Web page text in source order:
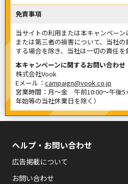
免責事項
当サイトの利用または本キャンペー
または第三者の損害について、当社
する場合を除き、当社は一切の責任を
本キャンペーンに関するお問い合わせ
株式会社Vook
Eメール： campaign@vook.co.jp
営業時間：月～金 午前10:00～午後
年始等の当社休業日を除く）
ヘルプ・お問い合わせ
広告掲載について
お問い合わせ